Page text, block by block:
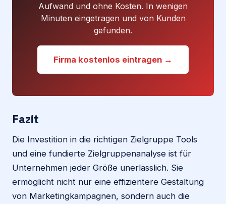
Aufwand und ohne Kosten. In wenigen
Minuten eingetragen und von Kunden
gefunden.
Firma kostenlos eintragen →
Fazit
Die Investition in die richtigen Zielgruppe Tools
und eine fundierte Zielgruppenanalyse ist für
Unternehmen jeder Größe unerlässlich. Sie
ermöglicht nicht nur eine effizientere Gestaltung
von Marketingkampagnen, sondern auch die